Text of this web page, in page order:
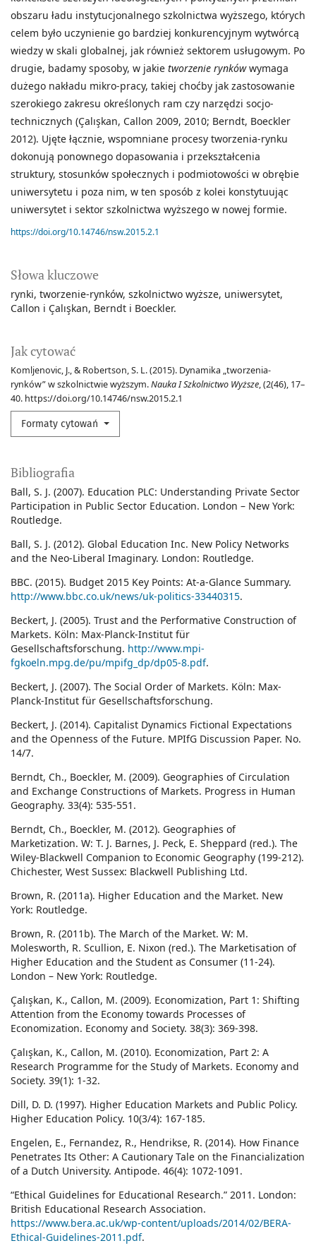
Słowa kluczowe
rynki tworzenie-rynków szkolnictwo wyższe uniwersytet
Callon i Çalışkan Berndt i Boeckler.
Jak cytować
Komljenovic, J., & Robertson, S. L. (2015). Dynamika „tworzenia-
rynków” w szkolnictwie wyższym.Nauka I Szkolnictwo Wyższe, (2(46), 17–
40. https://doi.org/10.14746/nsw.2015.2.1
Formaty cytowań
obszaru ładu instytucjonalnego szkolnictwa wyższego, których
celem było uczynienie go bardziej konkurencyjnym wytwórcą
wiedzy w skali globalnej, jak również sektorem usługowym. Po
drugie, badamy sposoby, w jakie tworzenie rynkówwymaga
dużego nakładu mikro-pracy, takiej choćby jak zastosowanie
szerokiego zakresu określonych ram czy narzędzi socjo-
technicznych (Çalışkan, Callon 2009, 2010; Berndt, Boeckler
2012). Ujęte łącznie, wspomniane procesy tworzenia-rynku
dokonują ponownego dopasowania i przekształcenia
struktury, stosunków społecznych i podmiotowości w obrębie
uniwersytetu i poza nim, w ten sposób z kolei konstytuując
uniwersytet i sektor szkolnictwa wyższego w nowej formie.
https://doi.org/10.14746/nsw.2015.2.1
Bibliografia
Ball, S. J. (2007). Education PLC: Understanding Private Sector
Participation in Public Sector Education. London – New York:
Routledge.
Ball, S. J. (2012). Global Education Inc. New Policy Networks
and the Neo-Liberal Imaginary. London: Routledge.
BBC. (2015). Budget 2015 Key Points: At-a-Glance Summary.
http://www.bbc.co.uk/news/uk-politics-33440315.
Beckert, J. (2005). Trust and the Performative Construction of
Markets. Köln: Max-Planck-Institut für
Gesellschaftsforschung. http://www.mpi-
fgkoeln.mpg.de/pu/mpifg_dp/dp05-8.pdf.
Beckert, J. (2007). The Social Order of Markets. Köln: Max-
Planck-Institut für Gesellschaftsforschung.
Beckert, J. (2014). Capitalist Dynamics Fictional Expectations
and the Openness of the Future. MPIfG Discussion Paper. No.
14/7.
Berndt, Ch., Boeckler, M. (2009). Geographies of Circulation
and Exchange Constructions of Markets. Progress in Human
Geography. 33(4): 535-551.
Berndt, Ch., Boeckler, M. (2012). Geographies of
Marketization. W: T. J. Barnes, J. Peck, E. Sheppard (red.). The
Wiley-Blackwell Companion to Economic Geography (199-212).
Chichester, West Sussex: Blackwell Publishing Ltd.
Brown, R. (2011a). Higher Education and the Market. New
York: Routledge.
Brown, R. (2011b). The March of the Market. W: M.
Molesworth, R. Scullion, E. Nixon (red.). The Marketisation of
Higher Education and the Student as Consumer (11-24).
London – New York: Routledge.
Çalışkan, K., Callon, M. (2009). Economization, Part 1: Shifting
Attention from the Economy towards Processes of
Economization. Economy and Society. 38(3): 369-398.
Çalışkan, K., Callon, M. (2010). Economization, Part 2: A
Research Programme for the Study of Markets. Economy and
Society. 39(1): 1-32.
Dill, D. D. (1997). Higher Education Markets and Public Policy.
Higher Education Policy. 10(3/4): 167-185.
Engelen, E., Fernandez, R., Hendrikse, R. (2014). How Finance
Penetrates Its Other: A Cautionary Tale on the Financialization
of a Dutch University. Antipode. 46(4): 1072-1091.
“Ethical Guidelines for Educational Research.” 2011. London:
British Educational Research Association.
https://www.bera.ac.uk/wp-content/uploads/2014/02/BERA-
Ethical-Guidelines-2011.pdf.